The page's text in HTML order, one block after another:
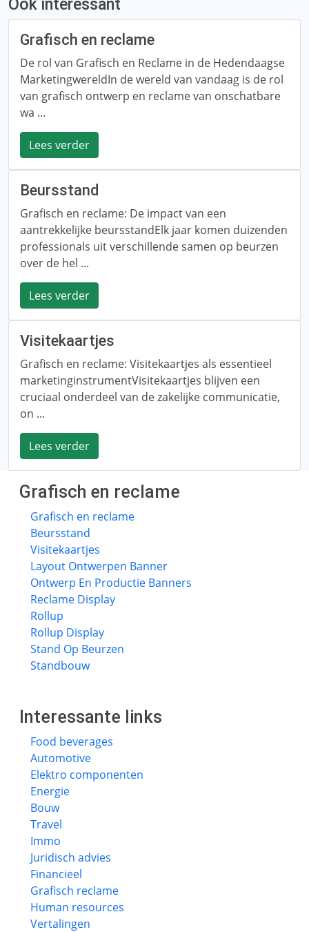
Ook interessant
Grafisch en reclame
De rol van Grafisch en Reclame in de Hedendaagse
MarketingwereldIn de wereld van vandaag is de rol
van grafisch ontwerp en reclame van onschatbare
wa ...
Lees verder
Beursstand
Grafisch en reclame: De impact van een
aantrekkelijke beursstandElk jaar komen duizenden
professionals uit verschillende samen op beurzen
over de hel ...
Lees verder
Visitekaartjes
Grafisch en reclame: Visitekaartjes als essentieel
marketinginstrumentVisitekaartjes blijven een
cruciaal onderdeel van de zakelijke communicatie,
on ...
Lees verder
Grafisch en reclame
Grafisch en reclame
Beursstand
Visitekaartjes
Layout Ontwerpen Banner
Ontwerp En Productie Banners
Reclame Display
Rollup
Rollup Display
Stand Op Beurzen
Standbouw
Interessante links
Food beverages
Automotive
Elektro componenten
Energie
Bouw
Travel
Immo
Juridisch advies
Financieel
Grafisch reclame
Human resources
Vertalingen